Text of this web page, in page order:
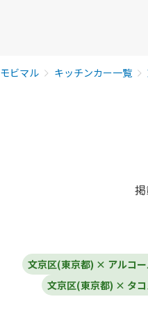
モビマル キッチンカー一覧
文京区(東京都) × アルコ
文京区(東京都) × タコ